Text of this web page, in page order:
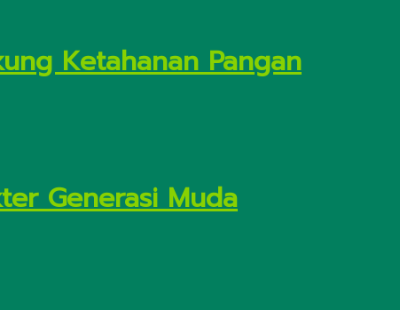
Ketahanan Pangan
Generasi Muda